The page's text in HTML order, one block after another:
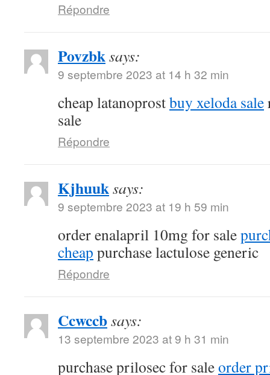
Répondre
Povzbksays:
9 septembre 2023 at 14 h 32 min
cheap latanoprostbuy xeloda sale
sale
Répondre
Kjhuuksays:
9 septembre 2023 at 19 h 59 min
order enalapril 10mg for sale
cheap purchase lactulose generic
Répondre
Ccwccbsays:
13 septembre 2023 at 9 h 31 min
purchase prilosec for saleorder